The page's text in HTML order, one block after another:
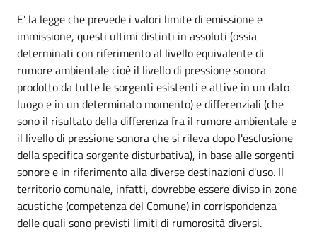
E' la legge che prevede i valori limite di emissione e
immissione, questi ultimi distinti in assoluti (ossia
determinati con riferimento al livello equivalente di
rumore ambientale cioè il livello di pressione sonora
prodotto da tutte le sorgenti esistenti e attive in un dato
luogo e in un determinato momento) e differenziali (che
sono il risultato della differenza fra il rumore ambientale e
il livello di pressione sonora che si rileva dopo l'esclusione
della specifica sorgente disturbativa), in base alle sorgenti
sonore e in riferimento alla diverse destinazioni d'uso. Il
territorio comunale, infatti, dovrebbe essere diviso in zone
acustiche (competenza del Comune) in corrispondenza
delle quali sono previsti limiti di rumorosità diversi.